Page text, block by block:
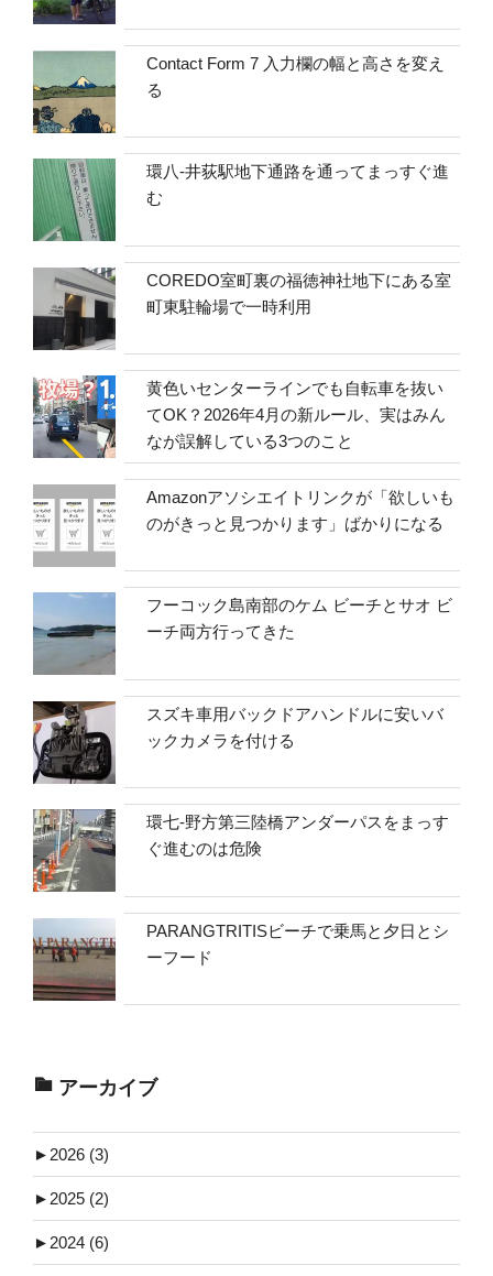
Contact Form 7 入力欄の幅と高さを変え
る
環八-井荻駅地下通路を通ってまっすぐ進
む
COREDO室町裏の福徳神社地下にある室
町東駐輪場で一時利用
黄色いセンターラインでも自転車を抜い
てOK？2026年4月の新ルール、実はみん
なが誤解している3つのこと
Amazonアソシエイトリンクが「欲しいも
のがきっと見つかります」ばかりになる
フーコック島南部のケム ビーチとサオ ビ
ーチ両方行ってきた
スズキ車用バックドアハンドルに安いバ
ックカメラを付ける
環七-野方第三陸橋アンダーパスをまっす
ぐ進むのは危険
PARANGTRITISビーチで乗馬と夕日とシ
ーフード
アーカイブ
► 2026 (3)
► 2025 (2)
► 2024 (6)